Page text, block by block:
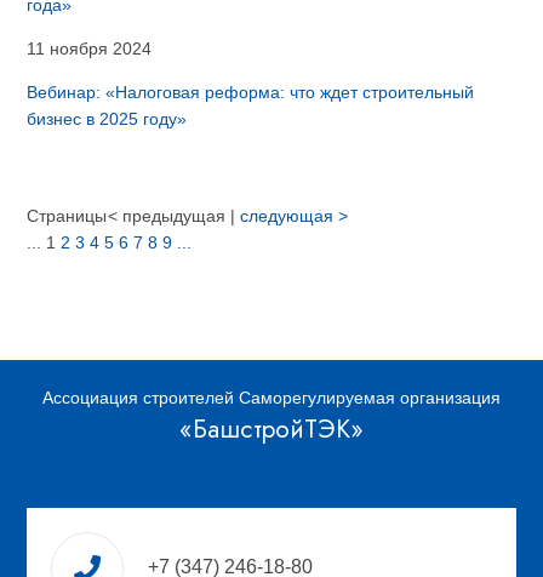
года»
11 ноября 2024
Вебинар: «Налоговая реформа: что ждет строительный
бизнес в 2025 году»
Страницы< предыдущая | следующая >
... 1 2 3 4 5 6 7 8 9
Ассоциация строителей Саморегулируемая организация
«БашстройТЭК»
+7 (347) 246-18-80